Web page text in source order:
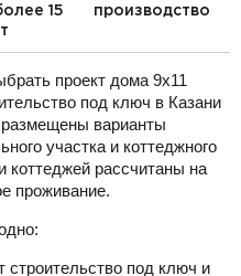
15
производство
проект дома 9х11
под ключ в Казани
размещены варианты
участка и коттеджного
коттеджей рассчитаны на
проживание.
строительство под ключ и